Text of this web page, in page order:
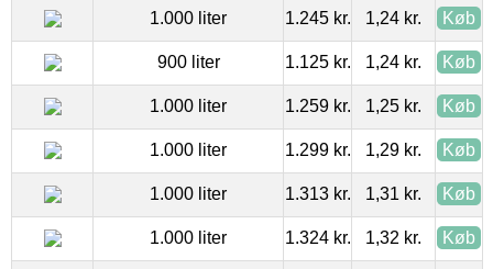
1.000 liter 1.245 kr. 1,24 kr. Køb
900 liter 1.125 kr. 1,24 kr. Køb
1.000 liter 1.259 kr. 1,25 kr. Køb
1.000 liter 1.299 kr. 1,29 kr. Køb
1.000 liter 1.313 kr. 1,31 kr. Køb
1.000 liter 1.324 kr. 1,32 kr. Køb